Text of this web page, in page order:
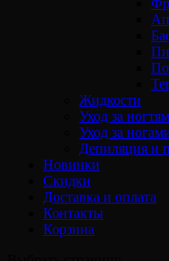
Жидкости
Уход за
Уход за
Депиляция и
Новинки
Скидки
Доставка и оплата
Контакты
Корзина